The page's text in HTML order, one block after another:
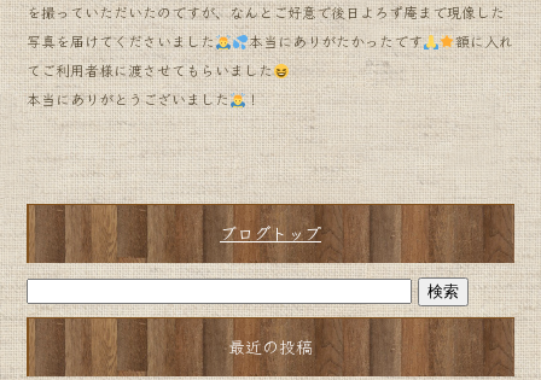
を撮っていただいたのですが、なんとご好意で後日よろず庵まで現像した
写真を届けてくださいました
本当にありがたかったです
額に入れ
てご利用者様に渡させてもらいました
本当にありがとうございました
！
ブログトップ
最近の投稿